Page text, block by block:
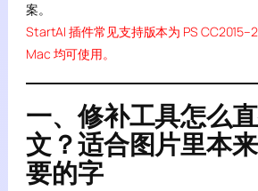
案。
StartAI 插件常见支持版本为 PS
Mac 均可使用。
一、修补工具怎么
文？适合图片里本
要的字